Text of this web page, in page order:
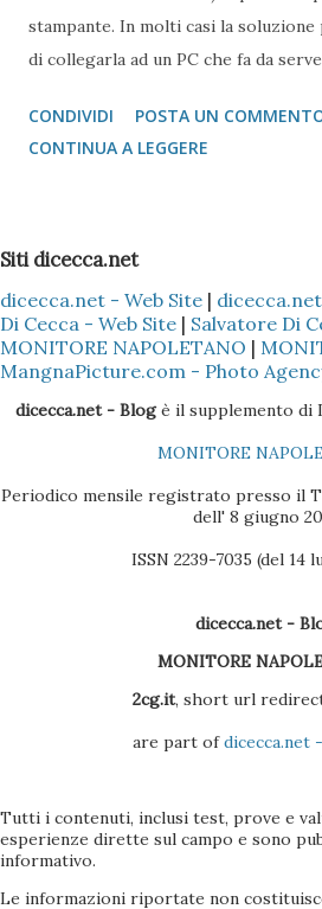
stampante. In molti casi la soluzione
di collegarla ad un PC che fa da
ovviare al problema esistono delle
consentono di collegare la periferica
nostro post) possono usare più
specifico il modello della GetNet può
Porta Parallela (LPT) e 2 stampanti
porta USB 1.1 GetNet Print Server 1
essere installato, ma non è
bit (che sia XP, Vista, 7 o 8), e da
Vista, 7, 8 Nel caso specifico illustre...
CONDIVIDI
POSTA UN
CONTINUA A LEGGERE
Siti dicecca.net
dicecca.net - Web Site |
Di Cecca - Web Site | Salvatore Di
MONITORE NAPOLETANO |
MangnaPicture.com - Photo
dicecca.net - Blogè il supplemento di
MONITORE
Periodico mensile registrato presso il
dell' 8 giugno
ISSN 2239-7035 (del 14
dicecca.net -
MONITORE
2cg.it, short url
are part ofdicecca.net
Tutti i contenuti, inclusi test, prove e
esperienze dirette sul campo e sono
informativo.
Le informazioni riportate non